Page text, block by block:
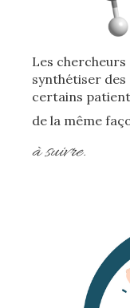
Les
synthétiser
certains
de la même
à suivre.